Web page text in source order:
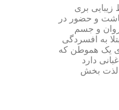
زیبایی بری
کاشت و حضور در
و جسم
به افسردگی
یک هموطن که
دارد
لذت بخش